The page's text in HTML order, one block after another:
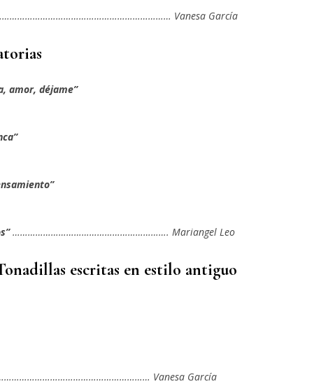
Vanesa García
amor, déjame”
……………………………………………………. Mariangel Leo
escritas en estilo antiguo
Vanesa García